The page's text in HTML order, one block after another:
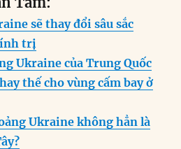
ss
e
n
g
at
s
A
p
g
r
a
n
t
a
re
sẽ thay đổi sâu sắc
trị
Ukraine của Trung Quốc
thế cho vùng cấm bay ở
Ukraine không hẳn là